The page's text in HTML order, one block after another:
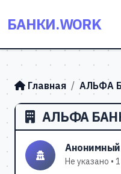
БАНКИ.WORK
Главная АЛЬФА
АЛЬФА
Анонимный
Не указано •